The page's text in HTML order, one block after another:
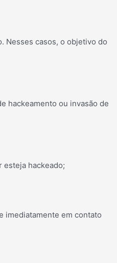
Nesses casos, o objetivo do
hackeamento ou invasão de
esteja hackeado;
imediatamente em contato